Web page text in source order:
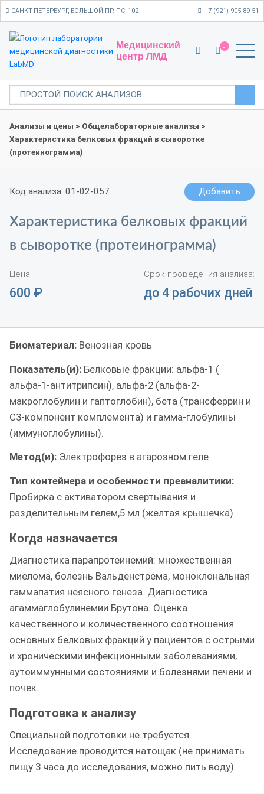
САНКТ-ПЕТЕРБУРГ, БОЛЬШОЙ ПР. ПС, 102 +7 (921) 905-89-51
Медицинский
центр ЛМД
0
Анализы и цены > Общелабораторные анализы >
Характеристика белковых фракций в сыворотке
(протеинограмма)
Код анализа: 01-02-057 Добавить
Характеристика белковых фракций
в сыворотке (протеинограмма)
Цена:
600 ₽
Срок проведения анализа:
до 4 рабочих дней
Биоматериал: Венозная кровь
Показатель(и): Белковые фракции: альфа-1 (
альфа-1-антитрипсин), альфа-2 (альфа-2-
макроглобулин и гаптоглобин), бета (трансферрин и
С3-компонент комплемента) и гамма-глобулины
(иммуноглобулины).
Метод(и): Электрофорез в агарозном геле
Тип контейнера и особенности преаналитики:
Пробирка с активатором свертывания и
разделительным гелем,5 мл (желтая крышечка)
Когда назначается
Диагностика парапротеинемий: множественная
миелома, болезнь Вальденстрема, моноклональная
гаммапатия неясного генеза. Диагностика
агаммаглобулинемии Брутона. Оценка
качественного и количественного соотношения
основных белковых фракций у пациентов с острыми
и хроническими инфекционными заболеваниями,
аутоиммунными состояниями и болезнями печени и
почек.
Подготовка к анализу
Специальной подготовки не требуется.
Исследование проводится натощак (не принимать
пищу 3 часа до исследования, можно пить воду).